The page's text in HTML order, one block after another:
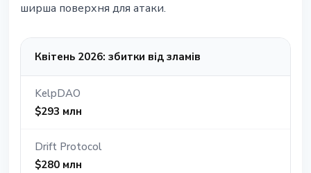
ширша поверхня для атаки.
Квітень 2026: збитки від зламів
KelpDAO
$293 млн
Drift Protocol
$280 млн